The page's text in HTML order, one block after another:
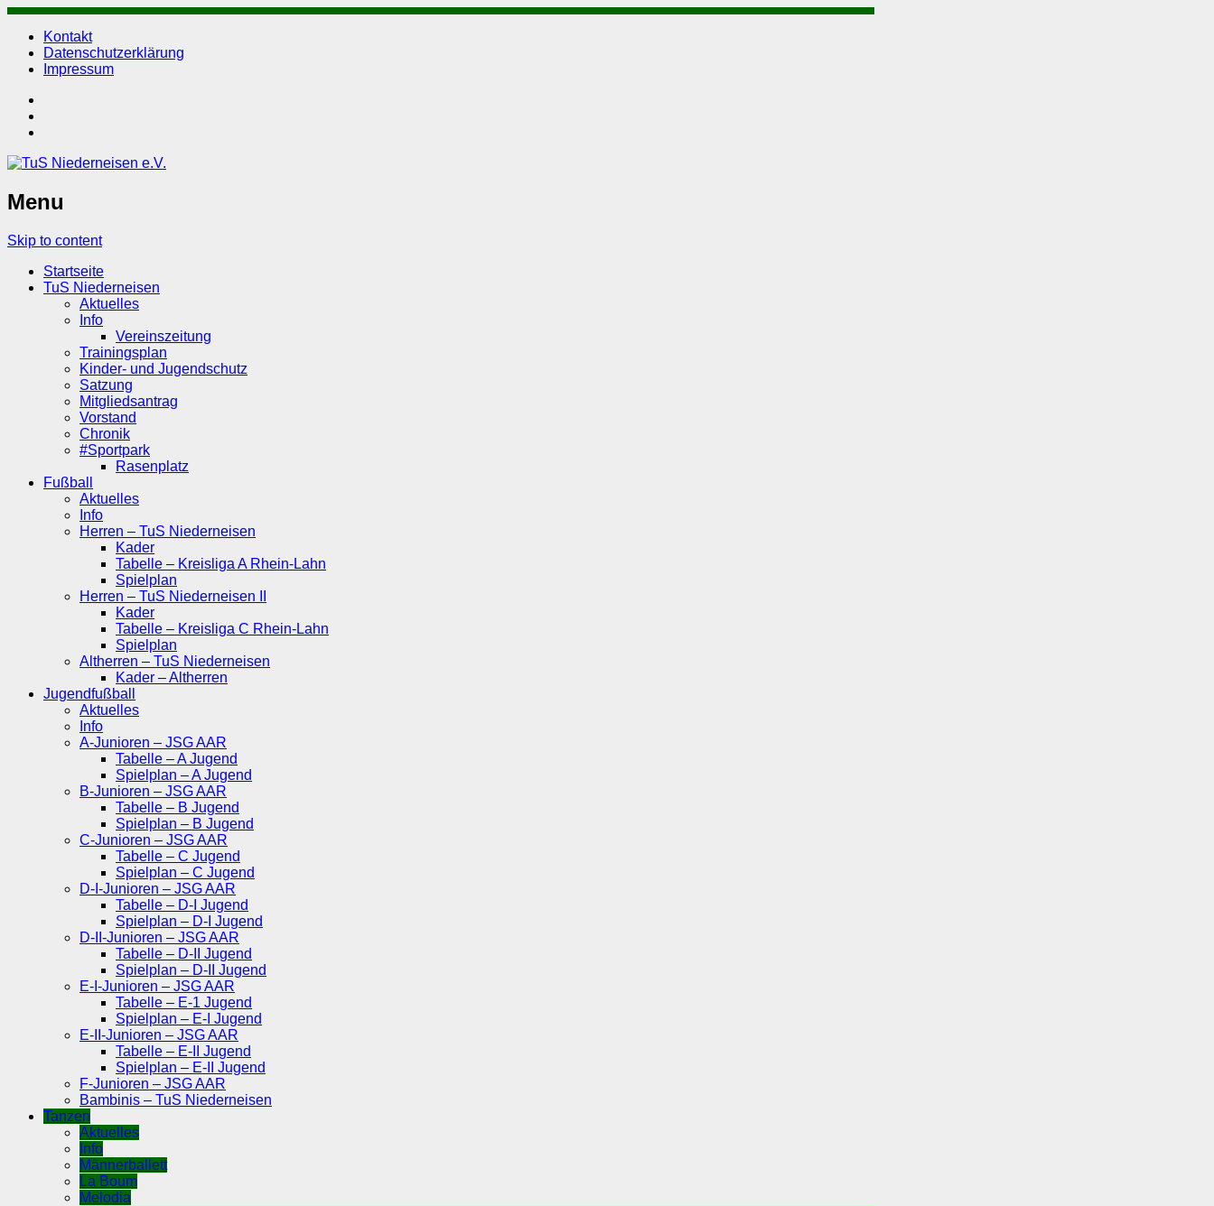
Kontakt
Datenschutzerklärung
Impressum
Menu
Skip to content
Startseite
TuS Niederneisen
Aktuelles
Info
Vereinszeitung
Trainingsplan
Kinder- und Jugendschutz
Satzung
Mitgliedsantrag
Vorstand
Chronik
#Sportpark
Rasenplatz
Fußball
Aktuelles
Info
Herren – TuS Niederneisen
Kader
Tabelle – Kreisliga A Rhein-Lahn
Spielplan
Herren – TuS Niederneisen II
Kader
Tabelle – Kreisliga C Rhein-Lahn
Spielplan
Altherren – TuS Niederneisen
Kader – Altherren
Jugendfußball
Aktuelles
Info
A-Junioren – JSG AAR
Tabelle – A Jugend
Spielplan – A Jugend
B-Junioren – JSG AAR
Tabelle – B Jugend
Spielplan – B Jugend
C-Junioren – JSG AAR
Tabelle – C Jugend
Spielplan – C Jugend
D-I-Junioren – JSG AAR
Tabelle – D-I Jugend
Spielplan – D-I Jugend
D-II-Junioren – JSG AAR
Tabelle – D-II Jugend
Spielplan – D-II Jugend
E-I-Junioren – JSG AAR
Tabelle – E-1 Jugend
Spielplan – E-I Jugend
E-II-Junioren – JSG AAR
Tabelle – E-II Jugend
Spielplan – E-II Jugend
F-Junioren – JSG AAR
Bambinis – TuS Niederneisen
Tanzen
Aktuelles
Info
Männerballett
La Boum
Melodia